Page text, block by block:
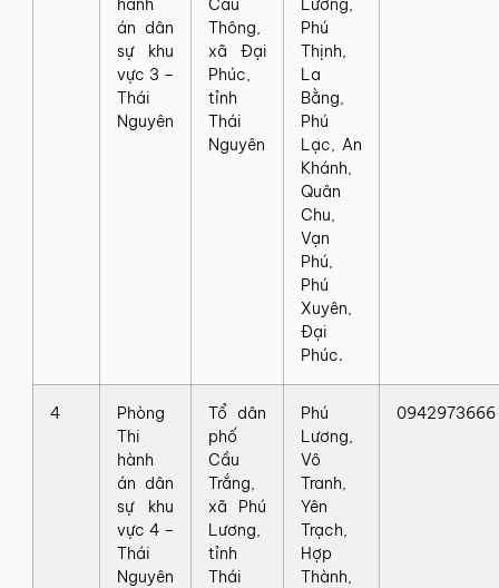
án dân
sự khu
vực 3 –
Thái
Nguyên
Thông,
xã Đại
Phúc,
tỉnh
Thái
Nguyên
Phú
Thịnh,
La
Bằng,
Phú
Lạc, An
Khánh,
Quân
Chu,
Vạn
Phú,
Phú
Xuyên,
Đại
Phúc.
4
Phòng
Thi
hành
án dân
sự khu
vực 4 –
Thái
Nguyên
Tổ dân
phố
Cầu
Trắng,
xã Phú
Lương,
tỉnh
Thái
Phú
Lương,
Vô
Tranh,
Yên
Trạch,
Hợp
Thành,
0942973666